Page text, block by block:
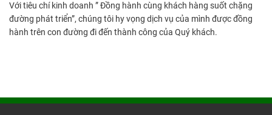
Với tiêu chí kinh doanh ” Đồng hành cùng khách hàng suốt chặng
đường phát triển”, chúng tôi hy vọng dịch vụ của mình được đồng
hành trên con đường đi đến thành công của Quý khách.